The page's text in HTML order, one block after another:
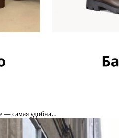
— самая удобна…